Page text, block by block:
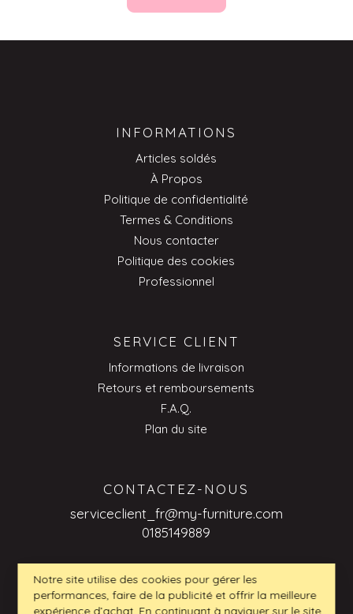
INFORMATIONS
Articles soldés
À Propos
Politique de confidentialité
Termes & Conditions
Nous contacter
Politique des cookies
Professionnel
SERVICE CLIENT
Informations de livraison
Retours et remboursements
F.A.Q.
Plan du site
CONTACTEZ-NOUS
serviceclient_fr@my-furniture.com
0185149889
DEMANDES DE RENSEIGNEMENTS
Notre site utilise des cookies pour gérer les
performances, faire de la publicité et offrir la meilleure
expérience d’achat. En continuant à naviguer sur le site,